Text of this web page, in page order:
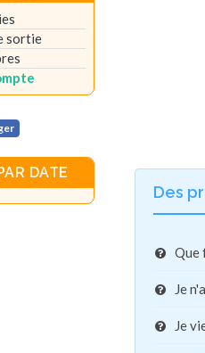
Des
Que
Je
Je
sortie
DATE